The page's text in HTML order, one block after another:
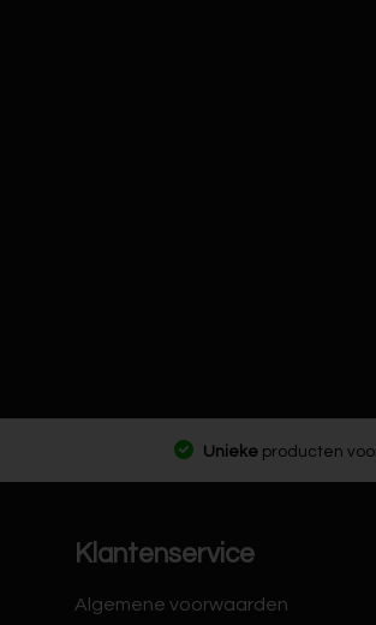
Unieke producten
Klantenservice
Algemene voorwaarden